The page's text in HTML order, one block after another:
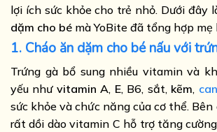
lợi ích sức khỏe cho trẻ nhỏ. Dưới đây
dặm cho bé mà YoBite đã tổng hợp
1. Cháo ăn dặm cho bé nấu với
Trứng gà bổ sung nhiều vitamin và
yếu như vitamin A, E, B6, sắt, kẽm,
sức khỏe và chức năng của cơ thể. Bên
rất dồi dào vitamin C hỗ trợ tăng